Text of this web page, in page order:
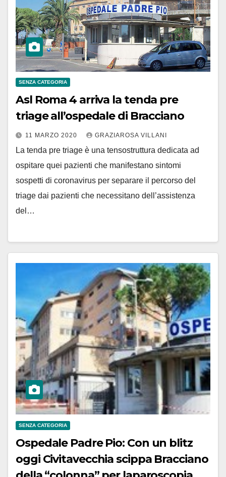
SENZA CATEGORIA
Asl Roma 4 arriva la tenda pre
triage all’ospedale di Bracciano
11 MARZO 2020 GRAZIAROSA VILLANI
La tenda pre triage è una tensostruttura dedicata ad
ospitare quei pazienti che manifestano sintomi
sospetti di coronavirus per separare il percorso del
triage dai pazienti che necessitano dell’assistenza
del…
SENZA CATEGORIA
Ospedale Padre Pio: Con un blitz
oggi Civitavecchia scippa Bracciano